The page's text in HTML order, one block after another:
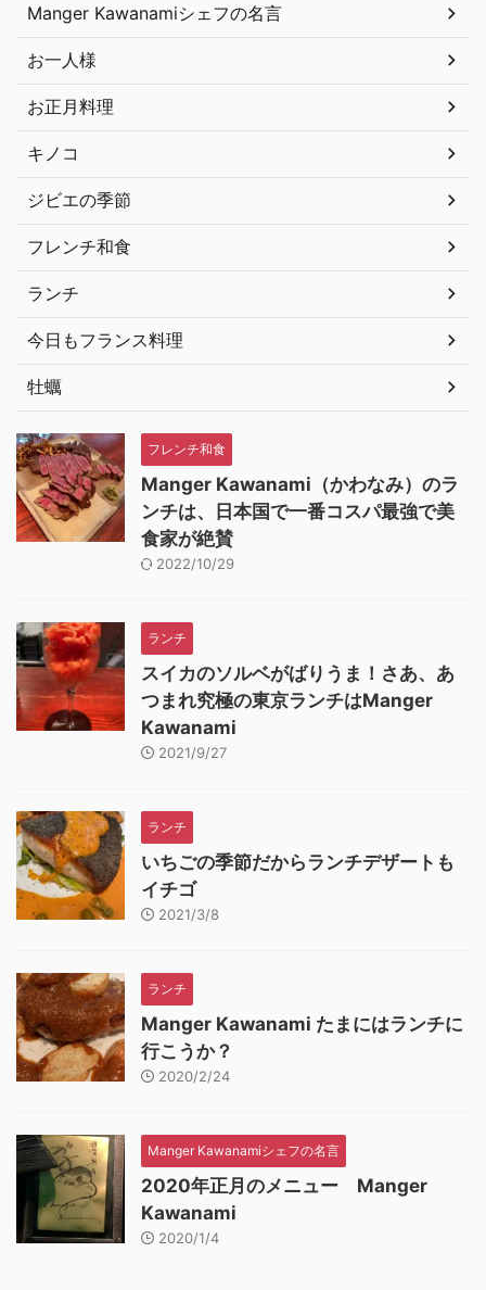
Manger Kawanamiシェフの名言
お一人様
お正月料理
キノコ
ジビエの季節
フレンチ和食
ランチ
今日もフランス料理
牡蠣
フレンチ和食
Manger Kawanami（かわなみ）のラ
ンチは、日本国で一番コスパ最強で美
食家が絶賛
2022/10/29
ランチ
スイカのソルベがばりうま！さあ、あ
つまれ究極の東京ランチはManger
Kawanami
2021/9/27
ランチ
いちごの季節だからランチデザートも
イチゴ
2021/3/8
ランチ
Manger Kawanami たまにはランチに
行こうか？
2020/2/24
Manger Kawanamiシェフの名言
2020年正月のメニュー Manger
Kawanami
2020/1/4